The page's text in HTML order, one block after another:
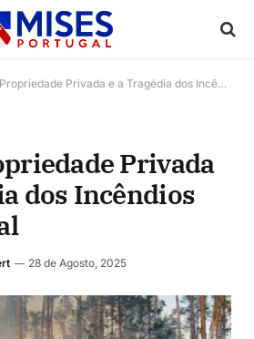
Privada e a Tragédia dos Incêndios em Portugal
Privada
dos Incêndios
28 de Agosto, 2025